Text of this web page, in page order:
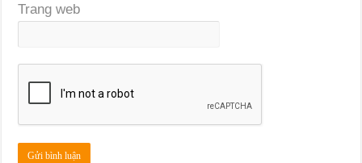
Trang web